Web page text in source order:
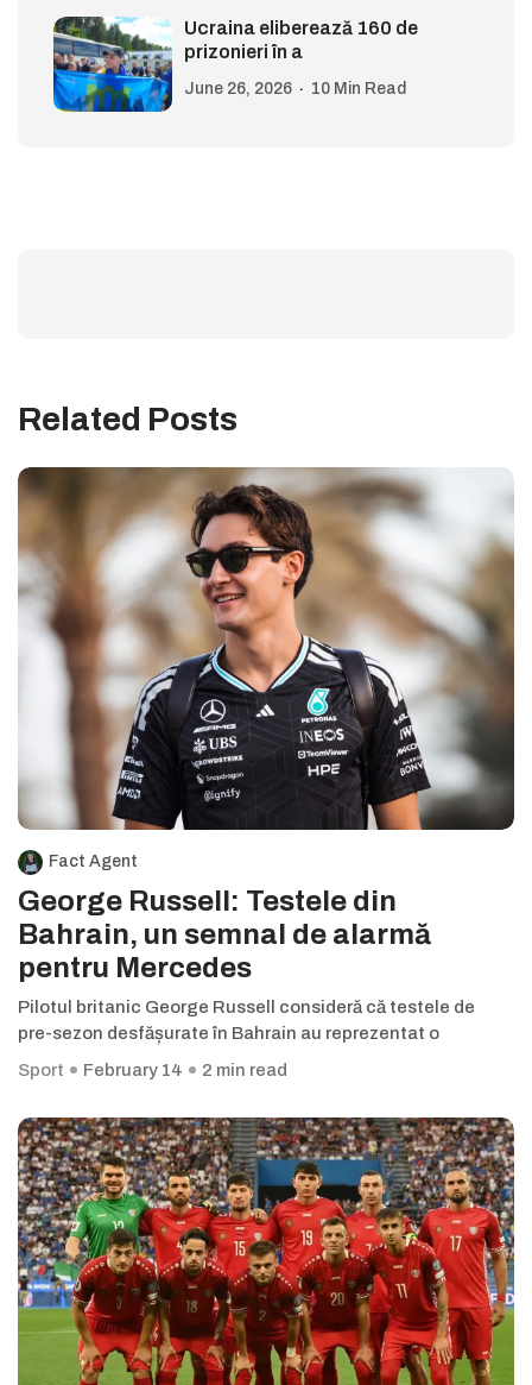
Ucraina eliberează 160 de
prizonieri în a
June 26, 2026 10 Min Read
Related Posts
Fact Agent
George Russell: Testele din
Bahrain, un semnal de alarmă
pentru Mercedes
Pilotul britanic George Russell consideră că testele de
pre-sezon desfășurate în Bahrain au reprezentat o
Sport
February 14 2 min read